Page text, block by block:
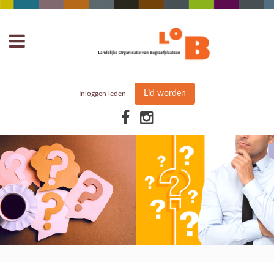
Inloggen leden Lid worden